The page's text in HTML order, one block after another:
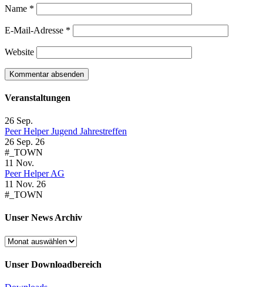
Name *
E-Mail-Adresse *
Website
Veranstaltungen
26 Sep.
Peer Helper Jugend Jahrestreffen
26 Sep. 26
#_TOWN
11 Nov.
Peer Helper AG
11 Nov. 26
#_TOWN
Unser News Archiv
Unser
Archiv
Unser Downloadbereich